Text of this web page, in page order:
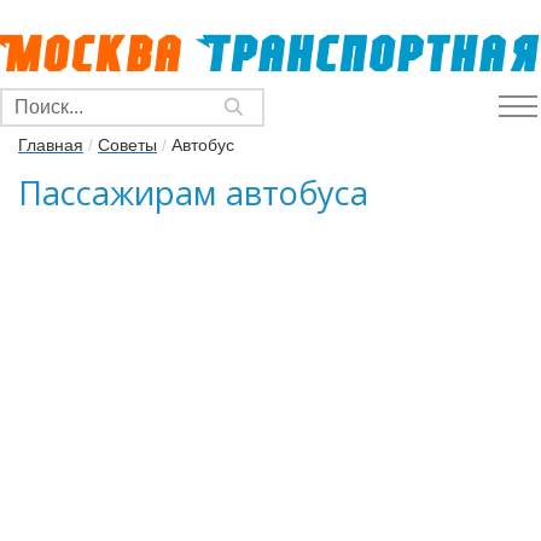
Главная / Советы / Автобус
Пассажирам автобуса